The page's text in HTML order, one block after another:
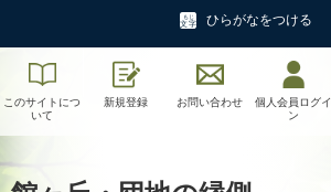
ひらがなをつける
このサイトにつ
いて
新規登録 お問い合わせ
個人会員ログイ
ン